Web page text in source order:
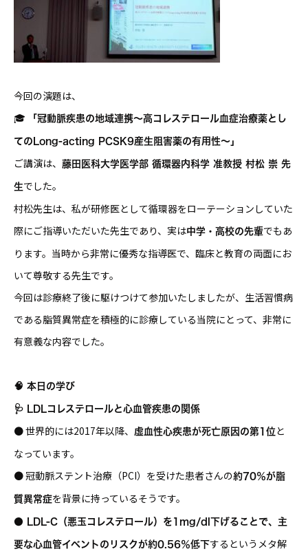
今回の演題は、
🎓
「冠動脈疾患の地域連携～高コレステロール血症治療薬とし
てのLong-acting PCSK9産生阻害薬の有用性～」
ご講演は、 藤田医科大学医学部 循環器内科学 准教授 村松 崇 先
生でした。
村松先生は、私が研修医として循環器をローテーションしていた
際にご指導いただいた先生であり、実は中学・高校の先輩でもあ
ります。当時から非常に優秀な指導医で、臨床と教育の両面にお
いて尊敬する先生です。
今回は診療終了後に駆けつけて参加いたしましたが、生活習慣病
である脂質異常症を積極的に診療している当院にとって、非常に
有意義な内容でした。
🧠 本日の学び
🩺 LDLコレステロールと心血管疾患の関係
● 世界的には2017年以降、 虚血性心疾患が死亡原因の第1位と
なっています。
● 冠動脈ステント治療（PCI）を受けた患者さんの約70％が脂
質異常症を背景に持っているそうです。
● LDL-C（悪玉コレステロール）を1mg/dl下げることで、主
要な心血管イベントのリスクが約0.56％低下するというメタ解